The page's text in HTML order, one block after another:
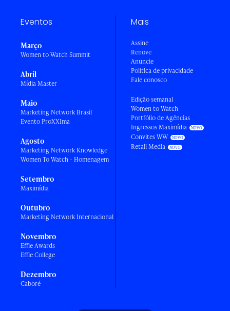
Eventos
Março
Women to Watch Summit
Abril
Mídia Master
Maio
Marketing Network Brasil
Evento ProXXIma
Agosto
Marketing Network Knowledge
Women To Watch - Homenagem
Setembro
Maximídia
Outubro
Marketing Network Internacional
Novembro
Effie Awards
Effie College
Dezembro
Caboré
Mais
Assine
Renove
Anuncie
Política de privacidade
Fale conosco
Edição semanal
Women to Watch
Portfólio de Agências
Ingressos Maximídia
Convites WW
Retail Media